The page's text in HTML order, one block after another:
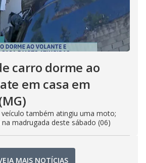
carro dorme ao
em casa em
também atingiu uma moto;
madrugada deste sábado (06)
MAIS NOTÍCIAS